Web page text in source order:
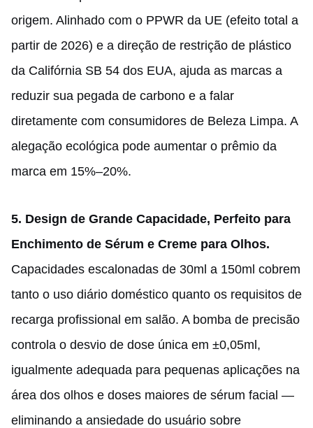
origem. Alinhado com o PPWR da UE (efeito total a
partir de 2026) e a direção de restrição de plástico
da Califórnia SB 54 dos EUA, ajuda as marcas a
reduzir sua pegada de carbono e a falar
diretamente com consumidores de Beleza Limpa. A
alegação ecológica pode aumentar o prêmio da
marca em 15%–20%.
5. Design de Grande Capacidade, Perfeito para
Enchimento de Sérum e Creme para Olhos.
Capacidades escalonadas de 30ml a 150ml cobrem
tanto o uso diário doméstico quanto os requisitos de
recarga profissional em salão. A bomba de precisão
controla o desvio de dose única em ±0,05ml,
igualmente adequada para pequenas aplicações na
área dos olhos e doses maiores de sérum facial —
eliminando a ansiedade do usuário sobre